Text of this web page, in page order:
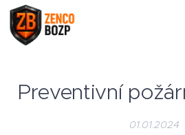
Preventivní
01.01.2024